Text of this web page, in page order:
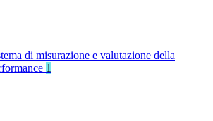
di misurazione e valutazione della
1